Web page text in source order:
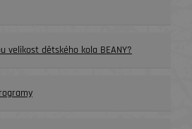
velikost dětského kola BEANY?